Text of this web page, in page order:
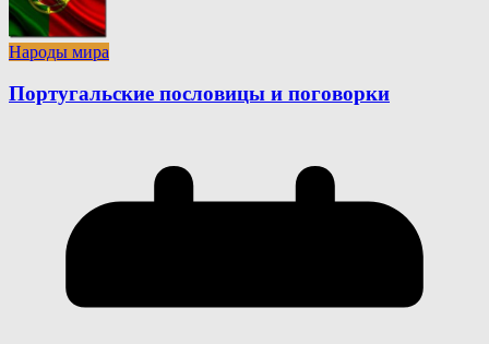
Народы мира
Португальские пословицы и поговорки